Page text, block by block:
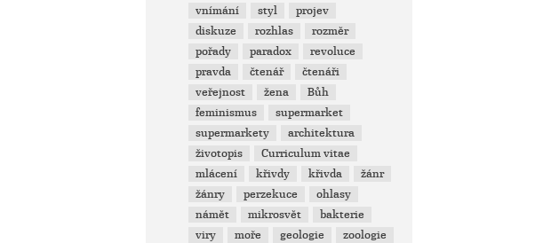
vnímání
styl
projev
diskuze
rozhlas
rozměr
pořady
paradox
revoluce
pravda
čtenář
čtenáři
veřejnost
žena
Bůh
feminismus
supermarket
supermarkety
architektura
životopis
Curriculum vitae
mlácení
křivdy křivda
žánr
žánry
perzekuce
ohlasy
námět
mikrosvět
bakterie
viry
moře geologie zoologie